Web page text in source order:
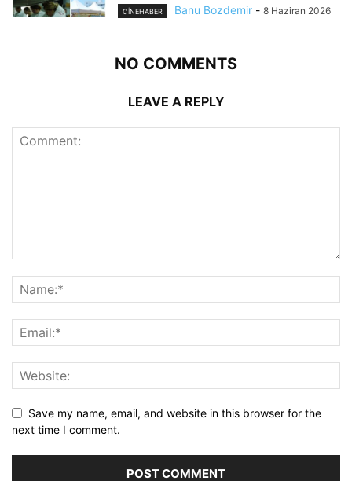
CINEHABER Banu Bozdemir - 8 Haziran 2026
NO COMMENTS
LEAVE A REPLY
Save my name, email, and website in this browser for the
next time I comment.